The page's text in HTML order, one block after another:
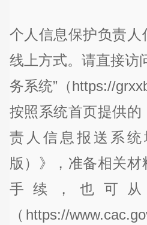
个人信息保护负责人
线上方式。请直接访
务系统”（https://
按照系统首页提供的
责人信息报送系
版）》，准备相关
手续，也可
（https://